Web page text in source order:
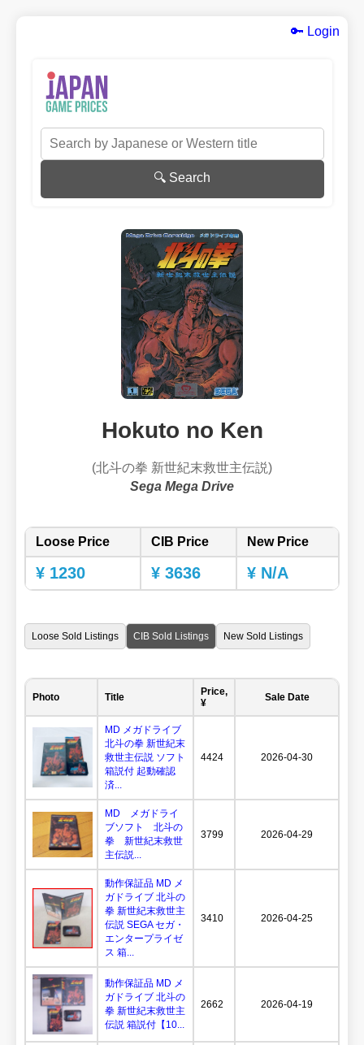
🔑 Login
🔍 Search
Hokuto no Ken
(北斗の拳 新世紀末救世主伝説)
Sega Mega Drive
Loose Price CIB Price New Price
¥ 1230 ¥ 3636 ¥ N/A
Loose Sold Listings CIB Sold Listings New Sold Listings
Photo Title
Price,
¥
Sale Date
MD メガドライブ
北斗の拳 新世紀末
救世主伝説 ソフト
箱説付 起動確認
済...
4424 2026-04-30
MD メガドライ
ブソフト 北斗の
拳 新世紀末救世
主伝説...
3799 2026-04-29
動作保証品 MD メ
ガドライブ 北斗の
拳 新世紀末救世主
伝説 SEGA セガ・
エンタープライゼ
ス 箱...
3410 2026-04-25
動作保証品 MD メ
ガドライブ 北斗の
拳 新世紀末救世主
伝説 箱説付【10...
2662 2026-04-19